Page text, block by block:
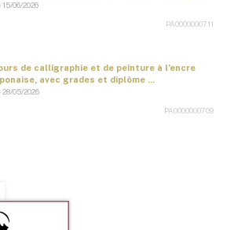
15/06/2026
PA0000000711
de calligraphie et de peinture à l’encre
avec grades et diplôme ...
28/05/2026
PA0000000709